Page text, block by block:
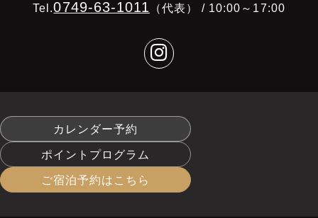
Tel.0749-63-1011 （代表） / 10:00～17:00
カレンダー予約
ポイントプログラム
ご宿泊予約はこちら